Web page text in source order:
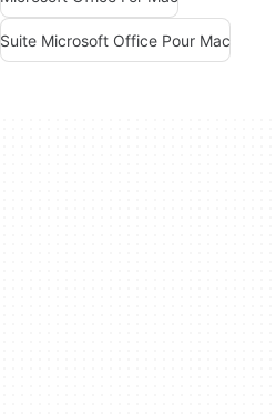
Suite Microsoft Office Pour Mac